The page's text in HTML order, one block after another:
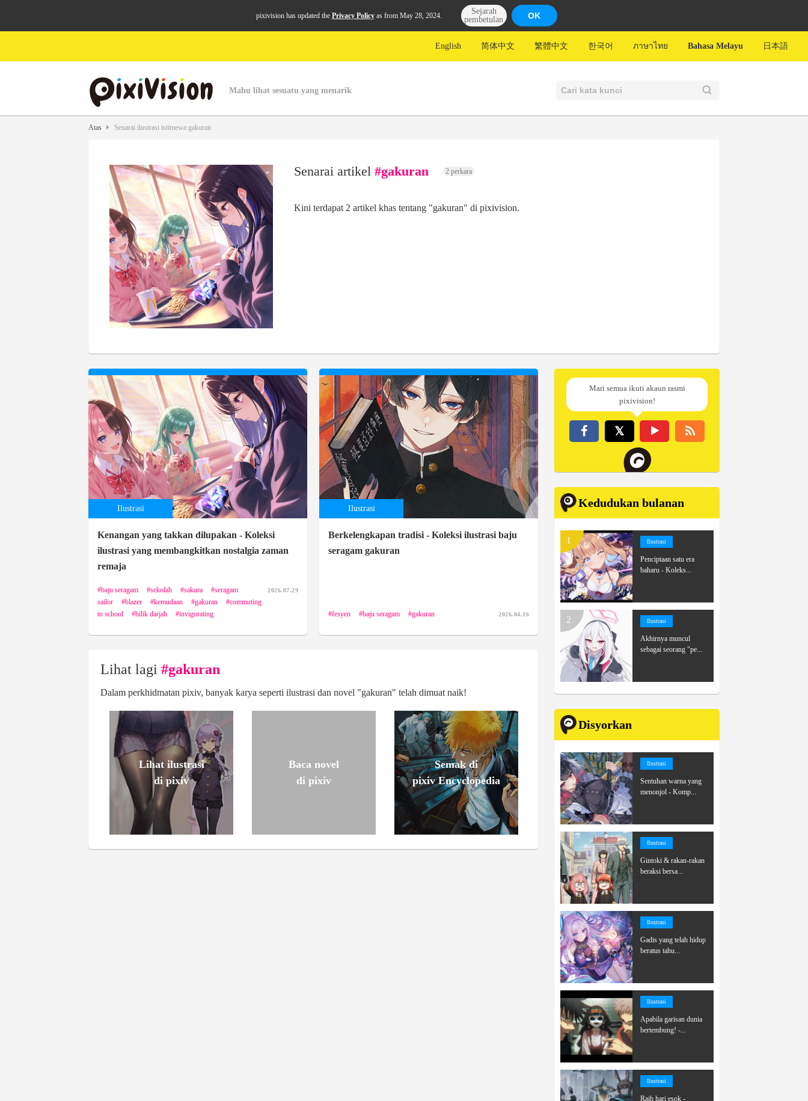
pixivision has updated the Privacy Policyas from May 28, 2024.
Sejarah
pembetulan
OK
English 简体中文 繁體中文 한국어 ภาษาไทย Bahasa Melayu 日本語
Mahu lihat sesuatu yang menarik
Atas Senarai ilustrasi istimewa gakuran
Senarai artikel #gakuran 2 perkara
Kini terdapat 2 artikel khas tentang "gakuran" di pixivision.
Ilustrasi
Kenangan yang takkan dilupakan - Koleksi
ilustrasi yang membangkitkan nostalgia zaman
remaja
baju seragam sekolah sakura
seragam
sailor
blazer kemudaan gakuran
commuting
to school
bilik darjah invigorating
2026.07.29
Ilustrasi
Berkelengkapan tradisi - Koleksi ilustrasi baju
seragam gakuran
fesyen baju seragam gakuran 2026.04.16
Lihat lagi #gakuran
Dalam perkhidmatan pixiv, banyak karya seperti ilustrasi dan novel "gakuran" telah dimuat naik!
Lihat ilustrasi
di pixiv
Baca novel
di pixiv
Semak di
pixiv Encyclopedia
Mari semua ikuti akaun rasmi
pixivision!
Kedudukan bulanan
Ilustrasi
Penciptaan satu era
baharu - Koleks...
Ilustrasi
Akhirnya muncul
sebagai seorang "pe...
Disyorkan
Ilustrasi
Sentuhan warna yang
menonjol - Komp...
Ilustrasi
Gintoki & rakan-rakan
beraksi bersa...
Ilustrasi
Gadis yang telah hidup
beratus tahu...
Ilustrasi
Apabila garisan dunia
bertembung! -...
Ilustrasi
Raih hari esok -